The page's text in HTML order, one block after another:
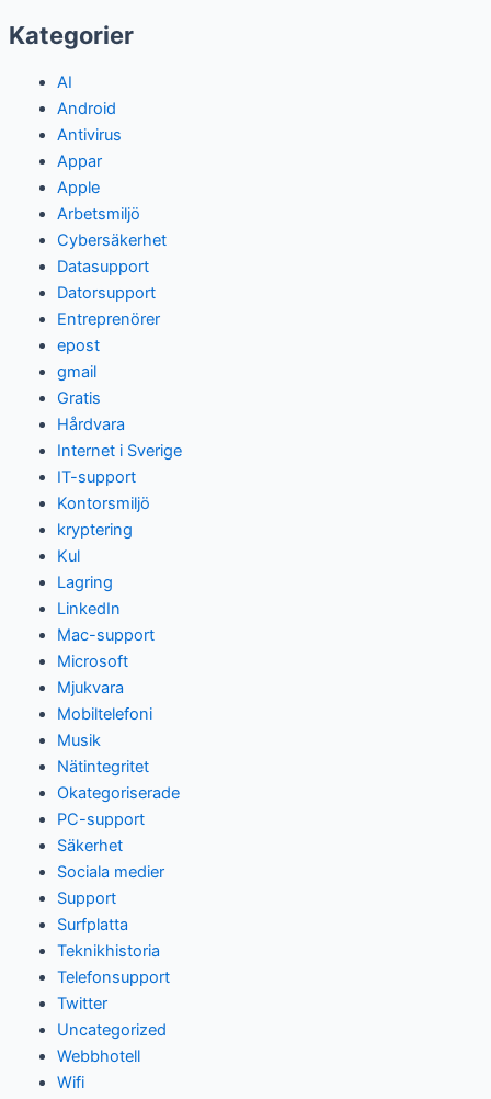
Kategorier
AI
Android
Antivirus
Appar
Apple
Arbetsmiljö
Cybersäkerhet
Datasupport
Datorsupport
Entreprenörer
epost
gmail
Gratis
Hårdvara
Internet i Sverige
IT-support
Kontorsmiljö
kryptering
Kul
Lagring
LinkedIn
Mac-support
Microsoft
Mjukvara
Mobiltelefoni
Musik
Nätintegritet
Okategoriserade
PC-support
Säkerhet
Sociala medier
Support
Surfplatta
Teknikhistoria
Telefonsupport
Twitter
Uncategorized
Webbhotell
Wifi